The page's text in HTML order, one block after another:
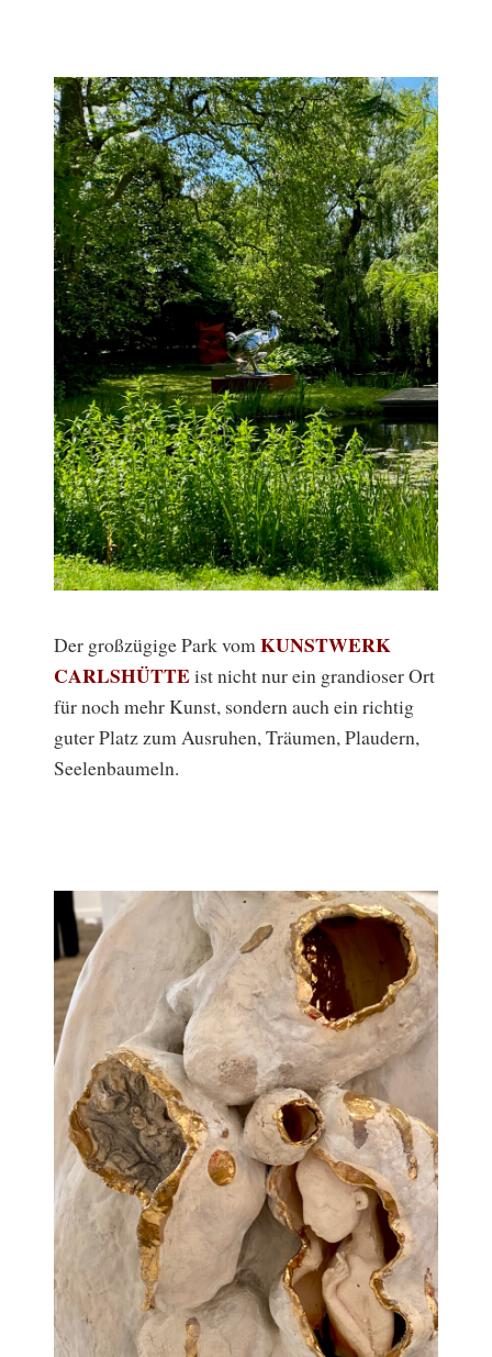
Der großzügige Park vom KUNSTWERK
CARLSHÜTTEist nicht nur ein grandioser Ort
für noch mehr Kunst, sondern auch ein richtig
guter Platz zum Ausruhen, Träumen, Plaudern,
Seelenbaumeln.